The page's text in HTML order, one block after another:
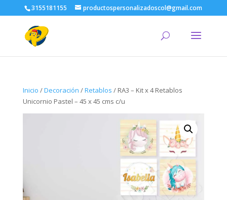
3155181155 productospersonalizadoscol@gmail.com
Inicio /Decoración /Retablos / RA3 – Kit x 4 Retablos
Unicornio Pastel – 45 x 45 cms c/u